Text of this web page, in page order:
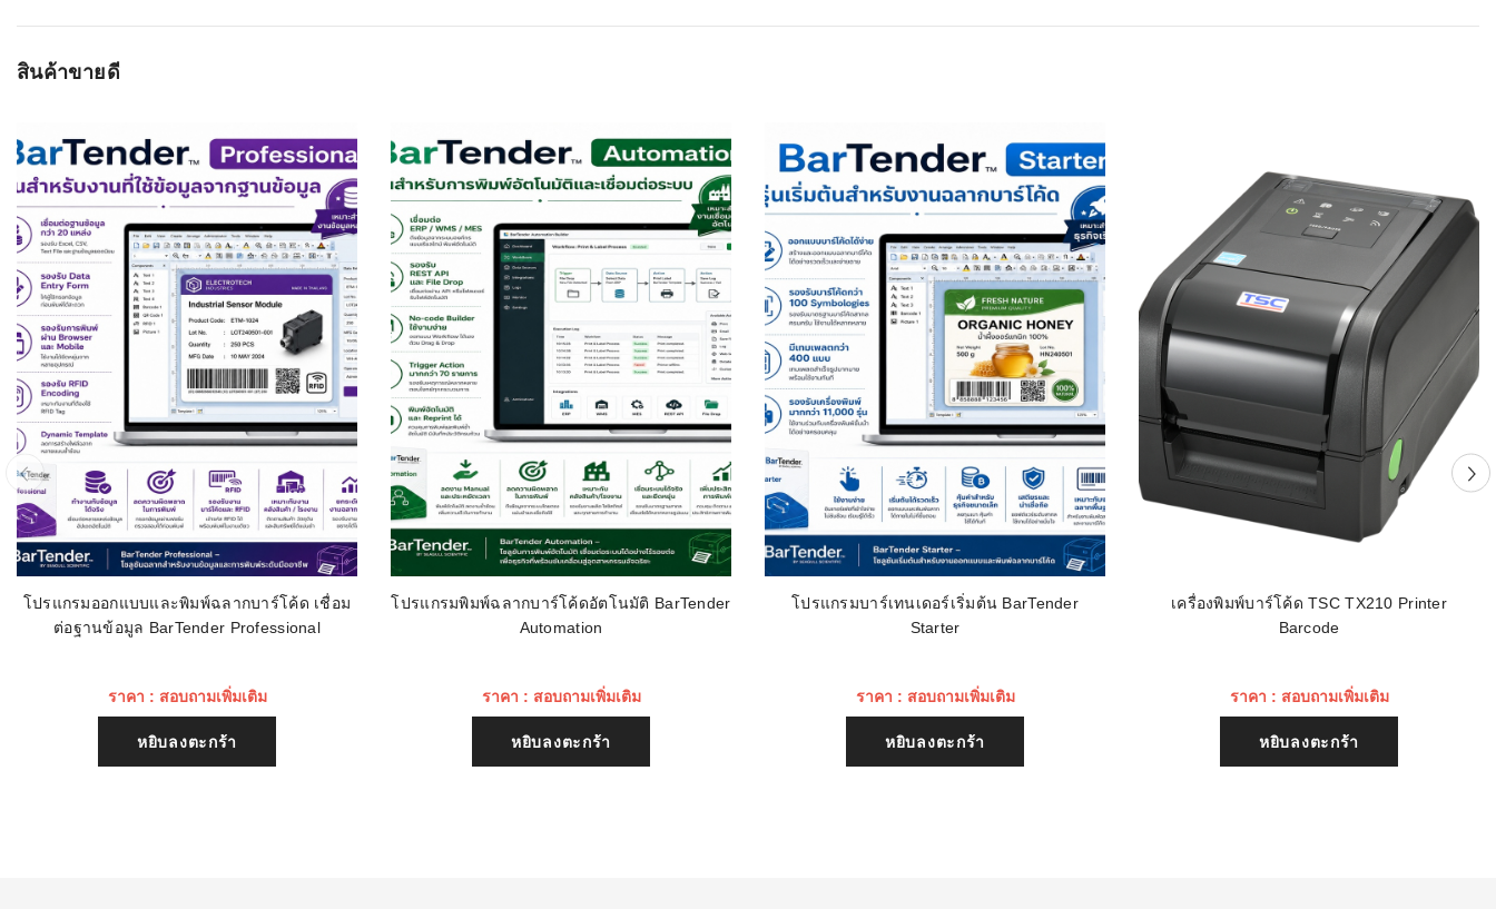
สินค้าขายดี
โปรแกรมออกแบบและพิมพ์ฉลากบาร์โค้ด เชื่อม
ต่อฐานข้อมูล BarTender Professional
ราคา : สอบถามเพิ่มเติม
หยิบลงตะกร้า
โปรแกรมพิมพ์ฉลากบาร์โค้ดอัตโนมัติ BarTender
Automation
ราคา : สอบถามเพิ่มเติม
หยิบลงตะกร้า
โปรแกรมบาร์เทนเดอร์เริ่มต้น BarTender
Starter
ราคา : สอบถามเพิ่มเติม
หยิบลงตะกร้า
เครื่องพิมพ์บาร์โค้ด TSC TX210 Printer
Barcode
ราคา : สอบถามเพิ่มเติม
หยิบลงตะกร้า